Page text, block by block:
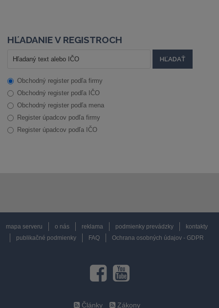
HĽADANIE V REGISTROCH
Obchodný register podľa firmy
Obchodný register podľa IČO
Obchodný register podľa mena
Register úpadcov podľa firmy
Register úpadcov podľa IČO
mapa serveru o nás reklama podmienky prevádzky
kontakty
publikačné podmienky
FAQ Ochrana osobných údajov - GDPR
Články Zákony